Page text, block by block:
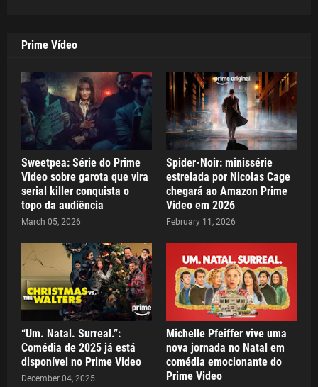
Prime Vídeo
Sweetpea: Série do Prime
Video sobre garota que vira
serial killer conquista o
topo da audiência
March 05, 2026
Spider-Noir: minissérie
estrelada por Nicolas Cage
chegará ao Amazon Prime
Video em 2026
February 11, 2026
“Um. Natal. Surreal.”:
Comédia de 2025 já está
disponível no Prime Video
December 04, 2025
Michelle Pfeiffer vive uma
nova jornada no Natal em
comédia emocionante do
Prime Video